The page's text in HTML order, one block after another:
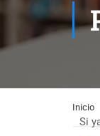
Inicio
Si